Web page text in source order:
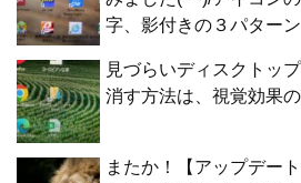
字、影付きの３パター
見づらいディスクトッ
消す方法は、視覚効果
またか！【アップデー